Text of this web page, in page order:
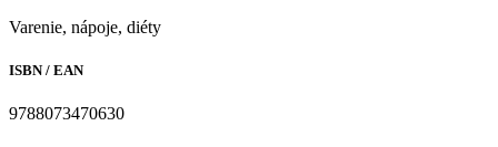
Varenie, nápoje, diéty
ISBN / EAN
9788073470630